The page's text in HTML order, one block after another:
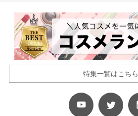
特集一覧はこちら